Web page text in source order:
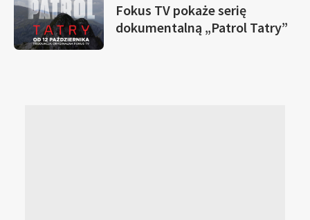
Fokus TV pokaże serię
dokumentalną „Patrol Tatry”